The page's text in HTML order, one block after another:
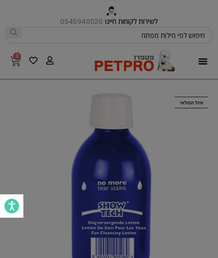
לשירות לקוחות חייגו 0545940020
0
אזל המלאי